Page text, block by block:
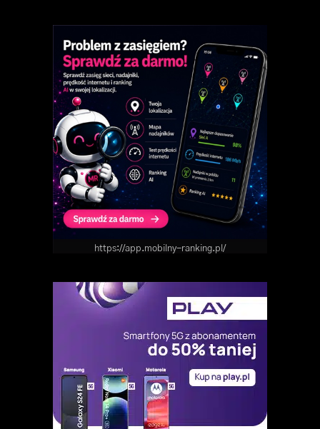
https://app.mobilny-ranking.pl/